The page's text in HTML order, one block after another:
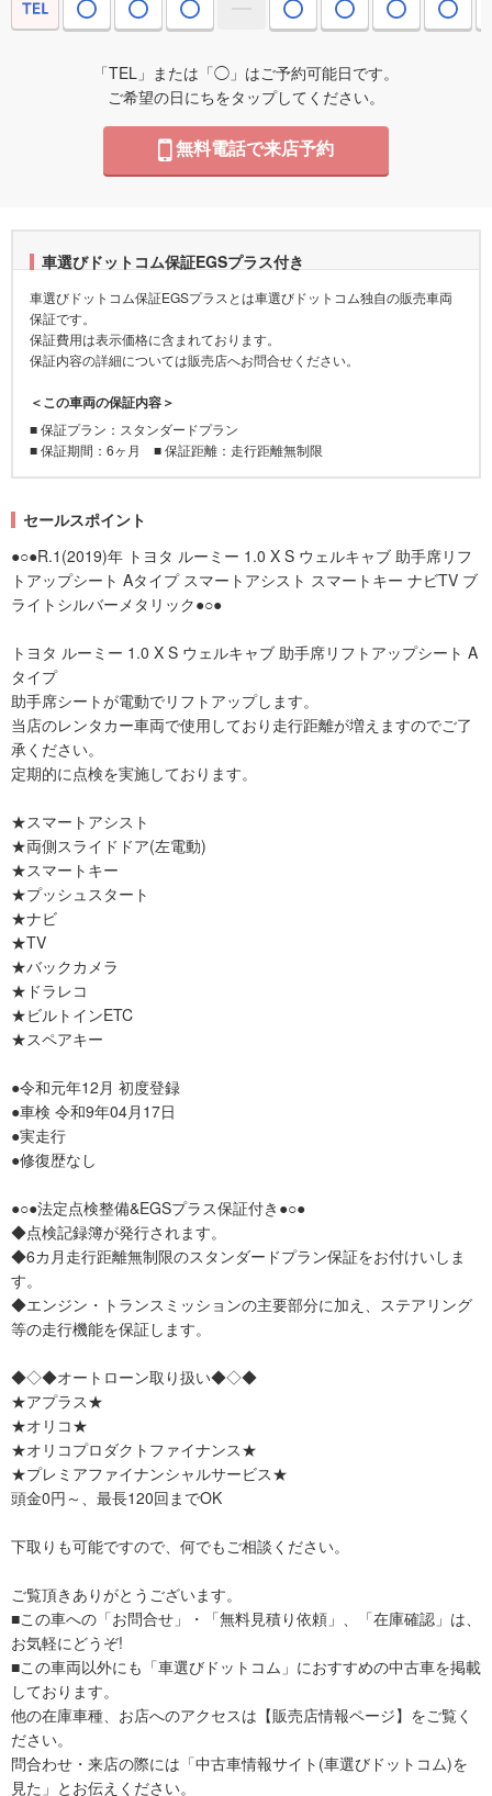
「TEL」または「◯」はご予約可能日です。
ご希望の日にちをタップしてください。
無料電話で来店予約
車選びドットコム保証EGSプラス付き
車選びドットコム保証EGSプラスとは車選びドットコム独自の販売車両
保証です。
保証費用は表示価格に含まれております。
保証内容の詳細については販売店へお問合せください。
＜この車両の保証内容＞
■ 保証プラン：スタンダードプラン
■ 保証期間：6ヶ月 ■ 保証距離：走行距離無制限
セールスポイント
●○●R.1(2019)年 トヨタ ルーミー 1.0 X S ウェルキャブ 助手席リフ
トアップシート Aタイプ スマートアシスト スマートキー ナビTV ブ
ライトシルバーメタリック●○●
トヨタ ルーミー 1.0 X S ウェルキャブ 助手席リフトアップシート A
タイプ
助手席シートが電動でリフトアップします。
当店のレンタカー車両で使用しており走行距離が増えますのでご了
承ください。
定期的に点検を実施しております。
★スマートアシスト
★両側スライドドア(左電動)
★スマートキー
★プッシュスタート
★ナビ
★TV
★バックカメラ
★ドラレコ
★ビルトインETC
★スペアキー
●令和元年12月 初度登録
●車検 令和9年04月17日
●実走行
●修復歴なし
●○●法定点検整備&EGSプラス保証付き●○●
◆点検記録簿が発行されます。
◆6カ月走行距離無制限のスタンダードプラン保証をお付けいしま
す。
◆エンジン・トランスミッションの主要部分に加え、ステアリング
等の走行機能を保証します。
◆◇◆オートローン取り扱い◆◇◆
★アプラス★
★オリコ★
★オリコプロダクトファイナンス★
★プレミアファイナンシャルサービス★
頭金0円～、最長120回までOK
下取りも可能ですので、何でもご相談ください。
ご覧頂きありがとうございます。
■この車への「お問合せ」・「無料見積り依頼」、「在庫確認」は、
お気軽にどうぞ!
■この車両以外にも「車選びドットコム」におすすめの中古車を掲載
しております。
他の在庫車種、お店へのアクセスは【販売店情報ページ】をご覧く
ださい。
問合わせ・来店の際には「中古車情報サイト(車選びドットコム)を
見た」とお伝えください。